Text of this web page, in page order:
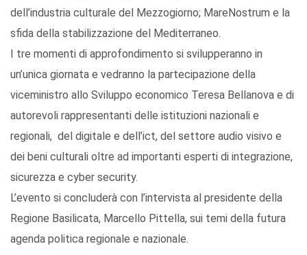
dell’industria culturale del Mezzogiorno; MareNostrum e la
sfida della stabilizzazione del Mediterraneo.
I tre momenti di approfondimento si svilupperanno in
un’unica giornata e vedranno la partecipazione della
viceministro allo Sviluppo economico Teresa Bellanova e di
autorevoli rappresentanti delle istituzioni nazionali e
regionali, del digitale e dell’ict, del settore audio visivo e
dei beni culturali oltre ad importanti esperti di integrazione,
sicurezza e cyber security.
L’evento si concluderà con l’intervista al presidente della
Regione Basilicata, Marcello Pittella, sui temi della futura
agenda politica regionale e nazionale.